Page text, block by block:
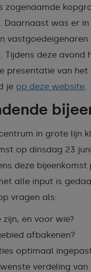
zogenaamde
was er
vastgoedeigenaren
deze avond
presentatie van
je op deze website.
in grote lijn
op dinsdag 23
deze
alle input is
vragen als:
en voor wie?
afbakenen?
optimaal
verdeling